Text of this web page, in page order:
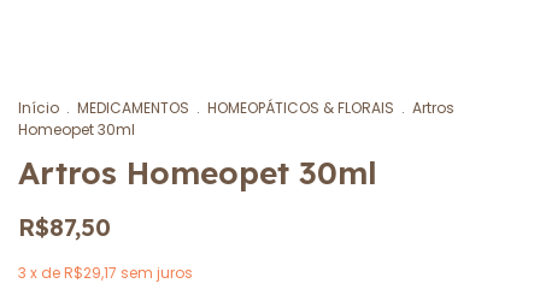
Início . MEDICAMENTOS . HOMEOPÁTICOS & FLORAIS . Artros
Homeopet 30ml
Artros Homeopet 30ml
R$87,50
3 x deR$29,17 sem juros